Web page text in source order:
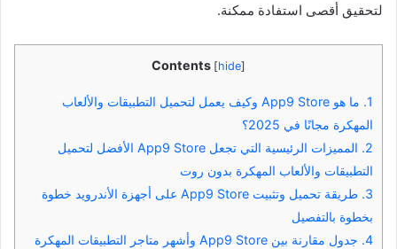
لتحقيق أقصى استفادة ممكنة.
Contents [hide]
1.
ما هو App9 Store وكيف يعمل لتحميل التطبيقات والألعاب
المهكرة مجانًا في 2025؟
2.
المميزات الرئيسية التي تجعل App9 Store الأفضل لتحميل
التطبيقات والألعاب المهكرة بدون روت
3.
طريقة تحميل وتثبيت App9 Store على أجهزة الأندرويد خطوة
بخطوة بالتفصيل
4.
جدول مقارنة بين App9 Store وأشهر متاجر التطبيقات المهكرة